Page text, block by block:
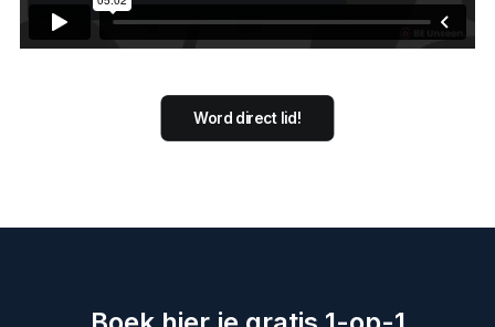
Word direct lid!